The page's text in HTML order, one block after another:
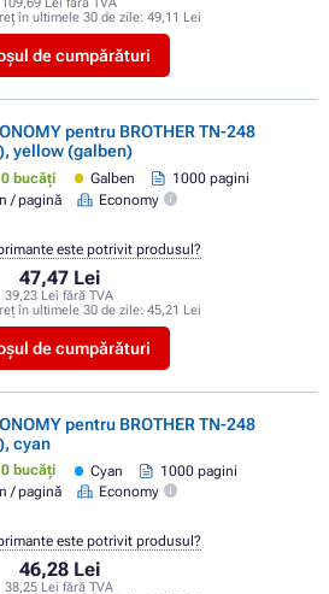
109,69 Lei fără TVA
în ultimele 30 de zile: 49,11 Lei
de cumpărături
pentru BROTHER TN-248
yellow (galben)
bucăți Galben
1000 pagini
/ pagină
Economy
47,47 Lei
39,23 Lei fără TVA
în ultimele 30 de zile: 45,21 Lei
de cumpărături
este potrivit produsul?
pentru BROTHER TN-248
cyan
bucăți Cyan
1000 pagini
/ pagină
Economy
46,28 Lei
38,25 Lei fără TVA
este potrivit produsul?